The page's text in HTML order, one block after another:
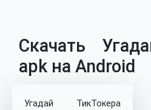
Скачать
apk на Android
Угадай ТикТокера